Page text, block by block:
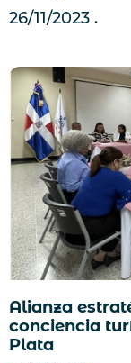
26/11/2023
Alianza
conciencia
Plata